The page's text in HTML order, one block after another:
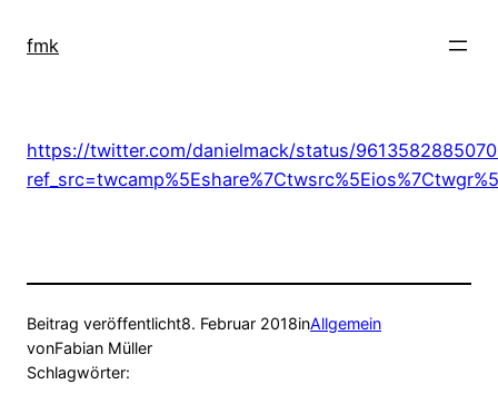
Inhalt
fmk
https://twitter.com/danielmack/status/
Beitrag veröffentlicht8. Februar 2018inAllgemein
vonFabian Müller
Schlagwörter: